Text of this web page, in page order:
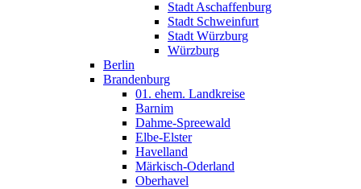
Stadt Aschaffenburg
Stadt Schweinfurt
Stadt Würzburg
Würzburg
Berlin
Brandenburg
01. ehem. Landkreise
Barnim
Dahme-Spreewald
Elbe-Elster
Havelland
Märkisch-Oderland
Oberhavel